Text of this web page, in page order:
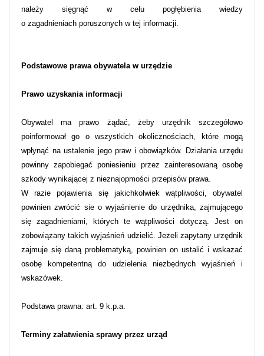
należy sięgnąć w celu pogłębienia wiedzy
o zagadnieniach poruszonych w tej informacji.
Podstawowe prawa obywatela w urzędzie
Prawo uzyskania informacji
Obywatel ma prawo żądać, żeby urzędnik szczegółowo
poinformował go o wszystkich okolicznościach, które mogą
wpłynąć na ustalenie jego praw i obowiązków. Działania urzędu
powinny zapobiegać poniesieniu przez zainteresowaną osobę
szkody wynikającej z nieznajopmości przepisów prawa.
W razie pojawienia się jakichkolwiek wątpliwości, obywatel
powinien zwrócić sie o wyjaśnienie do urzędnika, zajmującego
się zagadnieniami, których te wątpliwości dotyczą. Jest on
zobowiązany takich wyjaśnień udzielić. Jeżeli zapytany urzędnik
zajmuje się daną problematyką, powinien on ustalić i wskazać
osobę kompetentną do udzielenia niezbędnych wyjaśnień i
wskazówek.
Podstawa prawna: art. 9 k.p.a.
Terminy załatwienia sprawy przez urząd